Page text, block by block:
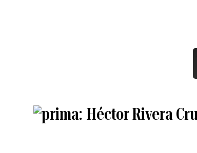
Héctor Rivera